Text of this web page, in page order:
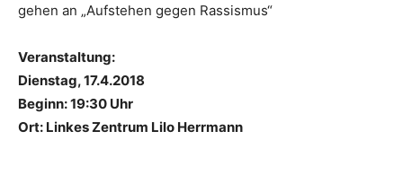
gehen an „Aufstehen gegen Rassismus“
Veranstaltung:
Dienstag, 17.4.2018
Beginn: 19:30 Uhr
Ort: Linkes Zentrum Lilo Herrmann